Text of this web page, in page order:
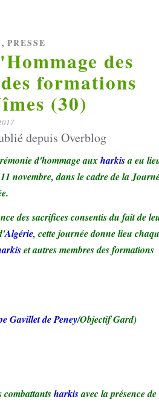
, PRESSE
des
formations
(30)
depuis Overblog
d'hommage auxharkisa eu
novembre, dans le cadre de la
des sacrifices consentis du fait de
Algérie, cette journée donne lieu
et autres membres des formations
Gavillet de Peney/Objectif Gard)
combattantsharkisavec la présence